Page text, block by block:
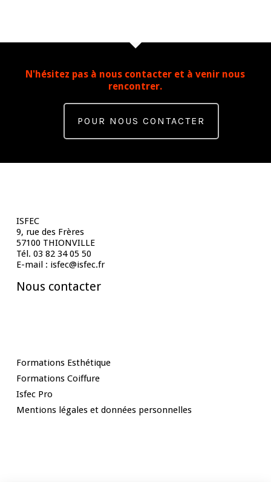
N'hésitez pas à nous contacter et à venir nous
rencontrer.
POUR NOUS CONTACTER
ISFEC
9, rue des Frères
57100 THIONVILLE
Tél. 03 82 34 05 50
E-mail : isfec@isfec.fr
Nous contacter
Formations Esthétique
Formations Coiffure
Isfec Pro
Mentions légales et données personnelles